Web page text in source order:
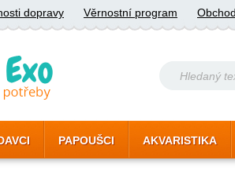
dopravy Věrnostní program
PAPOUŠCI AKVARISTIKA